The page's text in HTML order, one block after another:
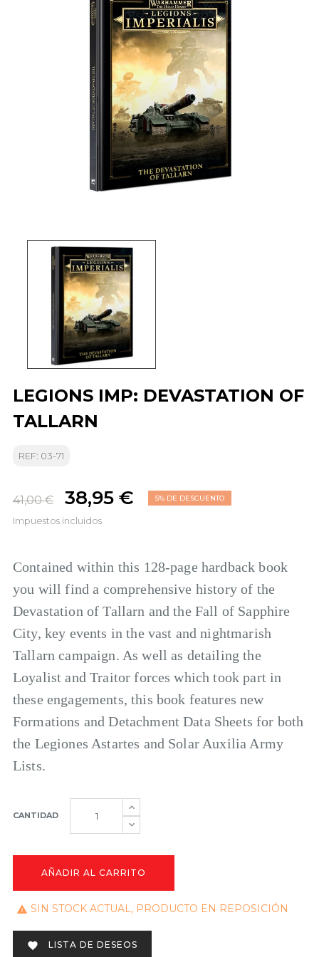
LEGIONS IMP: DEVASTATION OF
TALLARN
REF: 03-71
41,00 € 38,95 € 5% DE DESCUENTO
Impuestos incluidos
Contained within this 128-page hardback book
you will find a comprehensive history of the
Devastation of Tallarn and the Fall of Sapphire
City, key events in the vast and nightmarish
Tallarn campaign. As well as detailing the
Loyalist and Traitor forces which took part in
these engagements, this book features new
Formations and Detachment Data Sheets for both
the Legiones Astartes and Solar Auxilia Army
Lists.
CANTIDAD
AÑADIR AL CARRITO
 SIN STOCK ACTUAL, PRODUCTO EN REPOSICIÓN
 LISTA DE DESEOS